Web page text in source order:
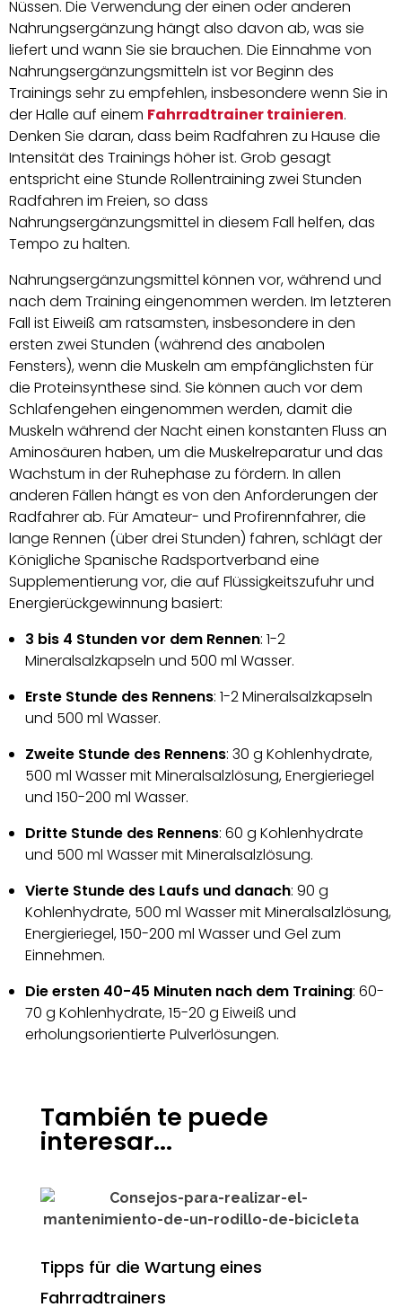
Nüssen. Die Verwendung der einen oder anderen
Nahrungsergänzung hängt also davon ab, was sie
liefert und wann Sie sie brauchen. Die Einnahme von
Nahrungsergänzungsmitteln ist vor Beginn des
Trainings sehr zu empfehlen, insbesondere wenn Sie in
der Halle auf einem Fahrradtrainer trainieren.
Denken Sie daran, dass beim Radfahren zu Hause die
Intensität des Trainings höher ist. Grob gesagt
entspricht eine Stunde Rollentraining zwei Stunden
Radfahren im Freien, so dass
Nahrungsergänzungsmittel in diesem Fall helfen, das
Tempo zu halten.
Nahrungsergänzungsmittel können vor, während und
nach dem Training eingenommen werden. Im letzteren
Fall ist Eiweiß am ratsamsten, insbesondere in den
ersten zwei Stunden (während des anabolen
Fensters), wenn die Muskeln am empfänglichsten für
die Proteinsynthese sind. Sie können auch vor dem
Schlafengehen eingenommen werden, damit die
Muskeln während der Nacht einen konstanten Fluss an
Aminosäuren haben, um die Muskelreparatur und das
Wachstum in der Ruhephase zu fördern. In allen
anderen Fällen hängt es von den Anforderungen der
Radfahrer ab. Für Amateur- und Profirennfahrer, die
lange Rennen (über drei Stunden) fahren, schlägt der
Königliche Spanische Radsportverband eine
Supplementierung vor, die auf Flüssigkeitszufuhr und
Energierückgewinnung basiert:
3 bis 4 Stunden vor dem Rennen: 1-2
Mineralsalzkapseln und 500 ml Wasser.
Erste Stunde des Rennens: 1-2 Mineralsalzkapseln
und 500 ml Wasser.
Zweite Stunde des Rennens: 30 g Kohlenhydrate,
500 ml Wasser mit Mineralsalzlösung, Energieriegel
und 150-200 ml Wasser.
Dritte Stunde des Rennens: 60 g Kohlenhydrate
und 500 ml Wasser mit Mineralsalzlösung.
Vierte Stunde des Laufs und danach: 90 g
Kohlenhydrate, 500 ml Wasser mit Mineralsalzlösung,
Energieriegel, 150-200 ml Wasser und Gel zum
Einnehmen.
Die ersten 40-45 Minuten nach dem Training: 60-
70 g Kohlenhydrate, 15-20 g Eiweiß und
erholungsorientierte Pulverlösungen.
También te puede
interesar...
Tipps für die Wartung eines
Fahrradtrainers